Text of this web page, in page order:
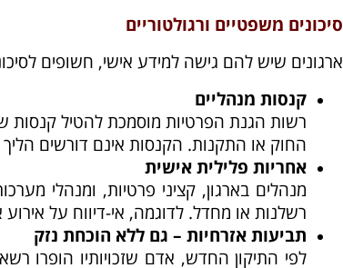
סיכונים משפטיים ורגולטוריים
ארגונים שיש להם גישה למידע אישי, חשופים
קנסות מנהליים
רשות הגנת הפרטיות מוסמכת להטיל קנסות
החוק או התקנות. הקנסות אינם דורשים
אחריות פלילית אישית
מנהלים בארגון, קציני פרטיות, ומנהלי
רשלנות או מחדל. לדוגמה, אי-דיווח על
תביעות אזרחיות – גם ללא הוכחת נזק